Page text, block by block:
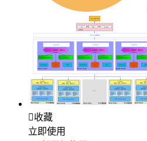
收藏
立即使用